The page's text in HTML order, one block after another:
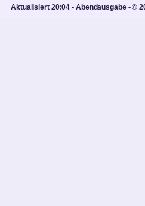
Aktualisiert 20:04 • Abendausgabe • ©